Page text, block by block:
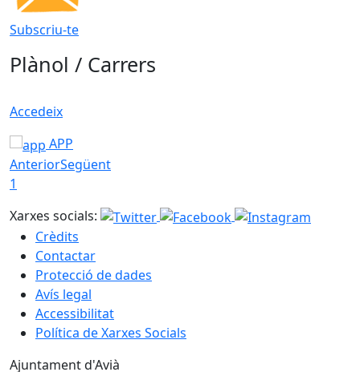
Subscriu-te
Plànol / Carrers
Accedeix
APP
AnteriorSegüent
1
Xarxes socials:
Crèdits
Contactar
Protecció de dades
Avís legal
Accessibilitat
Política de Xarxes Socials
Ajuntament d'Avià